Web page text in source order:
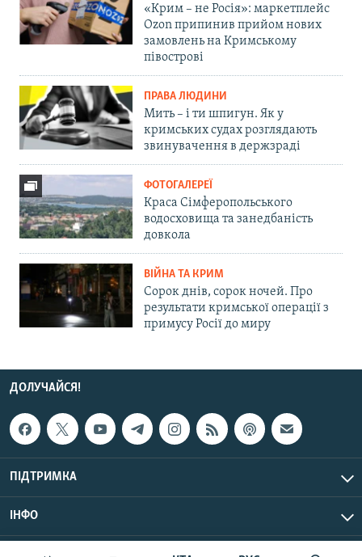
«Крим – не Росія»: маркетплейс
Ozon припинив прийом нових
замовлень на Кримському
півострові
ПРАВА ЛЮДИНИ
Мить – і ти шпигун. Як у
кримських судах розглядають
звинувачення в держзраді
ФОТОГАЛЕРЕЇ
Краса Сімферопольського
водосховища та занедбаність
довкола
ВІЙНА ТА КРИМ
Сорок днів, сорок ночей. Про
результати кримської операції з
примусу Росії до миру
ДОЛУЧАЙСЯ!
ПІДТРИМКА
ІНФО